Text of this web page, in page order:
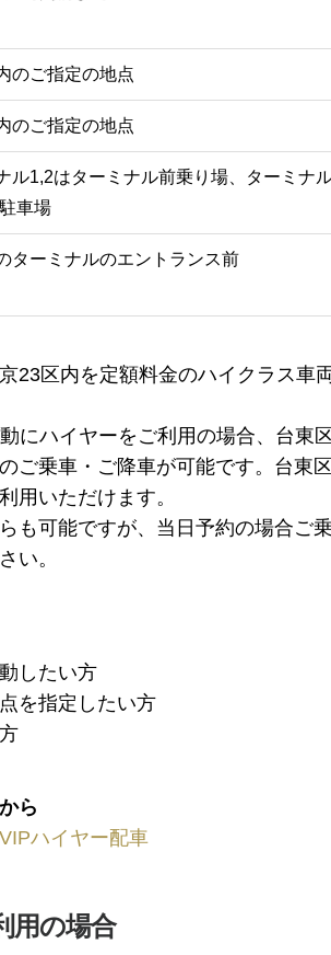
のご指定の地点
のご指定の地点
ル1,2はターミナル前乗り場、ターミナ
車場
ターミナルのエントランス前
23区内を定額料金のハイクラス車
にハイヤーをご利用の場合、台東
ご乗車・ご降車が可能です。台東
用いただけます。
も可能ですが、当日予約の場合ご
い。
したい方
を指定したい方
ら
ハイヤー配車
用の場合